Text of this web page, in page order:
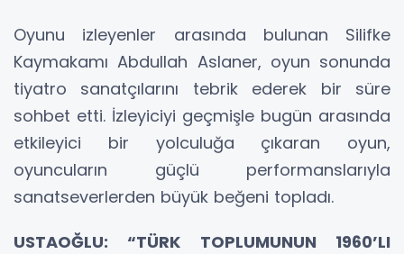
Oyunu izleyenler arasında bulunan Silifke
Kaymakamı Abdullah Aslaner, oyun sonunda
tiyatro sanatçılarını tebrik ederek bir süre
sohbet etti. İzleyiciyi geçmişle bugün arasında
etkileyici bir yolculuğa çıkaran oyun,
oyuncuların güçlü performanslarıyla
sanatseverlerden büyük beğeni topladı.
USTAOĞLU: “TÜRK TOPLUMUNUN 1960’LI